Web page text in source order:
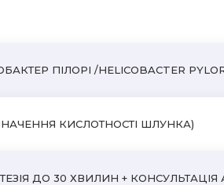
ПІЛОРІ /HELICOBACTER
КИСЛОТНОСТІ ШЛУНКА)
ДО 30 ХВИЛИН +